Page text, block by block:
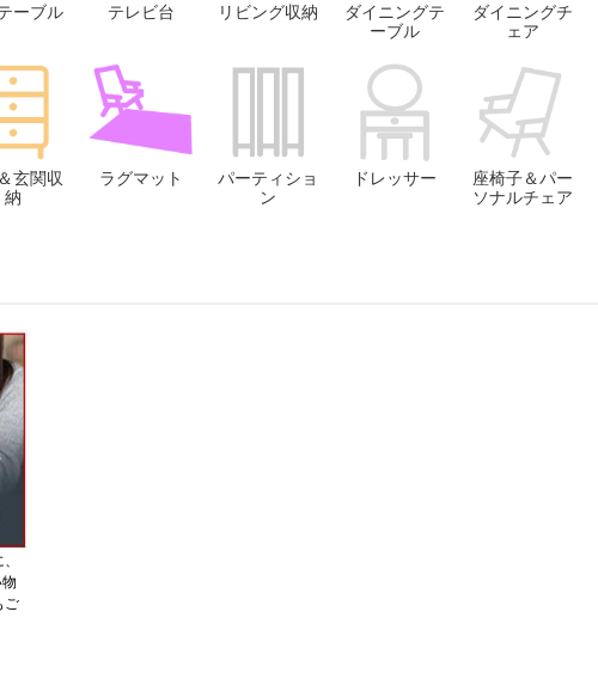
ーブル テレビ台 リビング収納
ダイニングテ
ーブル
ダイニングチ
ェア
玄関収
納
ラグマット
パーティショ
ン
ドレッサー
座椅子＆パー
ソナルチェア
ご